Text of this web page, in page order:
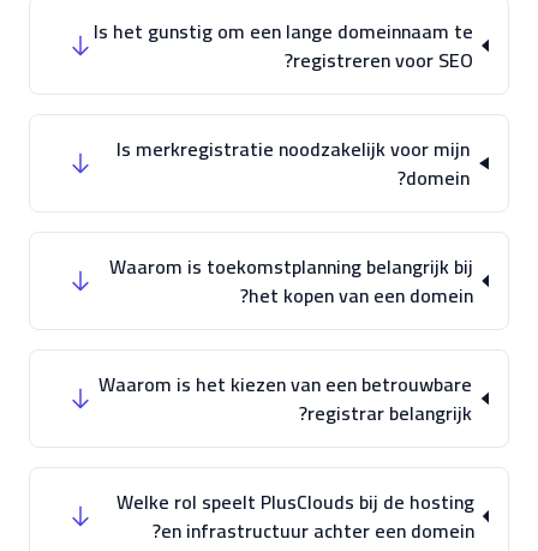
Is het gunstig om een lange domeinnaam te
registreren voor SEO?
Is merkregistratie noodzakelijk voor mijn
domein?
Waarom is toekomstplanning belangrijk bij
het kopen van een domein?
Waarom is het kiezen van een betrouwbare
registrar belangrijk?
Welke rol speelt PlusClouds bij de hosting
en infrastructuur achter een domein?